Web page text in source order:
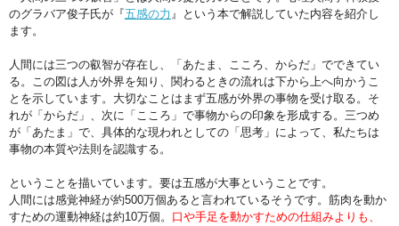
のグラバア俊子氏が『五感の力 』という本で解説していた内容を紹介し
ます。
人間には三つの叡智が存在し、「あたま、こころ、からだ」でできてい
る。この図は人が外界を知り、関わるときの流れは下から上へ向かうこ
とを示しています。大切なことはまず五感が外界の事物を受け取る。そ
れが「からだ」、次に「こころ」で事物からの印象を形成する。三つめ
が「あたま」で、具体的な現われとしての「思考」によって、私たちは
事物の本質や法則を認識する。
ということを描いています。要は五感が大事ということです。
人間には感覚神経が約500万個あると言われているそうです。筋肉を動か
すための運動神経は約10万個。 口や手足を動かすための仕組みよりも、